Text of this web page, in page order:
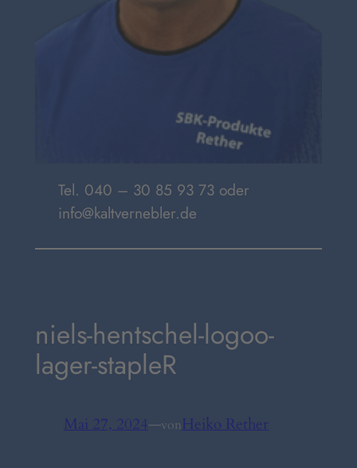
Tel. 040 – 30 85 93 73 oder
info@kaltvernebler.de
niels-hentschel-logoo-
lager-stapleR
Mai 27, 2024—vonHeiko Rether